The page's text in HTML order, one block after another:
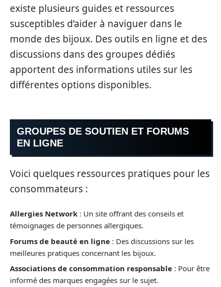
existe plusieurs guides et ressources
susceptibles d’aider à naviguer dans le
monde des bijoux. Des outils en ligne et des
discussions dans des groupes dédiés
apportent des informations utiles sur les
différentes options disponibles.
GROUPES DE SOUTIEN ET FORUMS
EN LIGNE
Voici quelques ressources pratiques pour les
consommateurs :
Allergies Network : Un site offrant des conseils et
témoignages de personnes allergiques.
Forums de beauté en ligne : Des discussions sur les
meilleures pratiques concernant les bijoux.
Associations de consommation responsable : Pour être
informé des marques engagées sur le sujet.